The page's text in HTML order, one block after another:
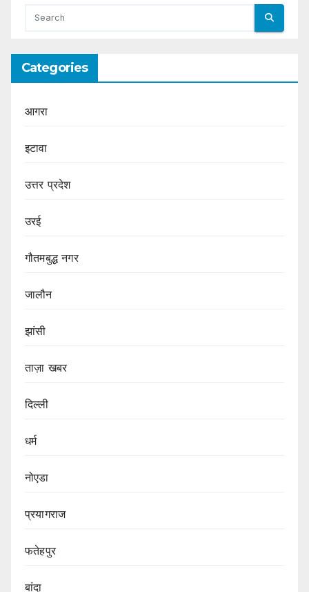
Categories
आगरा
इटावा
उत्तर प्रदेश
उरई
गौतमबुद्ध नगर
जालौन
झांसी
ताज़ा खबर
दिल्ली
धर्म
नोएडा
प्रयागराज
फतेहपुर
बांदा